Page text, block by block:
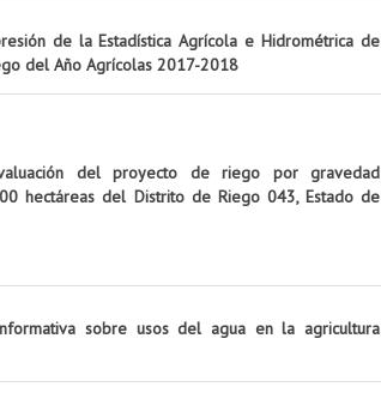
de la Estadística Agrícola e Hidrométrica de
del Año Agrícolas 2017-2018
del proyecto de riego por gravedad
hectáreas del Distrito de Riego 043, Estado de
sobre usos del agua en la agricultura